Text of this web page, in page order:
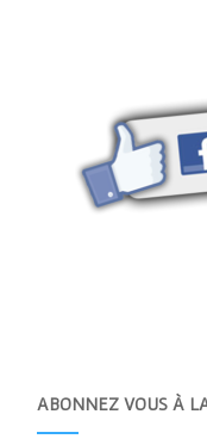
ABONNEZ VOUS À